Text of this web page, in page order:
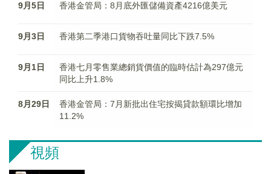
9月5日 香港金管局：8月底外匯儲備資產4216億美元
9月3日 香港第二季港口貨物吞吐量同比下跌7.5%
9月1日
香港七月零售業總銷貨價值的臨時估計為297億元
同比上升1.8%
8月29日
香港金管局：7月新批出住宅按揭貸款額環比增加
11.2%
視頻